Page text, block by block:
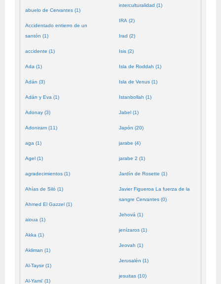
abuelo de Cervantes (1)
Accidentado entierro de un
santón (1)
accidente (1)
Ada (1)
Adán (3)
Adán y Eva (1)
Adonay (3)
Adoniram (11)
aga (1)
Agel (1)
agradecimientos (1)
Ahías de Siló (1)
Ahmed El Gazzel (1)
aioua (1)
Akka (1)
Akliman (1)
Al-Taysir (1)
Al-Yami' (1)
interculturalidad (1)
IRA (2)
Irad (2)
Isis (2)
Isla de Roddah (1)
Isla de Venus (1)
Istanbollah (1)
Jabel (1)
Japón (20)
jarabe (4)
jarabe 2 (1)
Jardín de Rosette (1)
Javier Figueroa La fuerza de la
sangre Cervantes (0)
Jehová (1)
jenízaros (1)
Jeovah (1)
Jerusalén (1)
jesuitas (10)